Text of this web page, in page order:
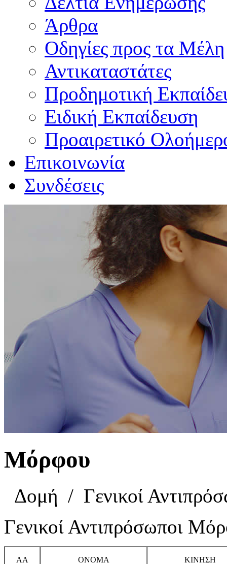
Άρθρα
Οδηγίες προς τα Μέλη
Αντικαταστάτες
Προδημοτική
Ειδική Εκπαίδευση
Προαιρετικό
Επικοινωνία
Συνδέσεις
Μόρφου
Δομή / Γενικοί
Γενικοί Αντιπρόσωποι
ΑΑ ΟΝΟΜΑ ΚΙΝΗΣΗ